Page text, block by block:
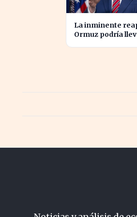
La inminente
Ormuz podría